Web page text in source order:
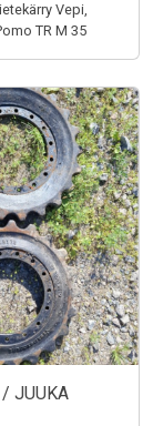
Vepi,
TR M 35
JUUKA